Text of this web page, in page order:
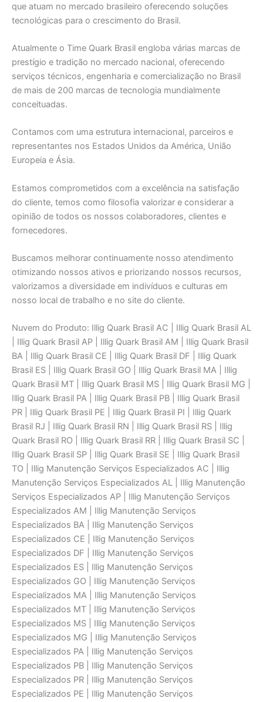
que atuam no mercado brasileiro oferecendo soluções
tecnológicas para o crescimento do Brasil.
Atualmente o Time Quark Brasil engloba várias marcas de
prestígio e tradição no mercado nacional, oferecendo
serviços técnicos, engenharia e comercialização no Brasil
de mais de 200 marcas de tecnologia mundialmente
conceituadas.
Contamos com uma estrutura internacional, parceiros e
representantes nos Estados Unidos da América, União
Europeia e Ásia.
Estamos comprometidos com a excelência na satisfação
do cliente, temos como filosofia valorizar e considerar a
opinião de todos os nossos colaboradores, clientes e
fornecedores.
Buscamos melhorar continuamente nosso atendimento
otimizando nossos ativos e priorizando nossos recursos,
valorizamos a diversidade em indivíduos e culturas em
nosso local de trabalho e no site do cliente.
Nuvem do Produto: Illig Quark Brasil AC | Illig Quark Brasil AL
| Illig Quark Brasil AP | Illig Quark Brasil AM | Illig Quark Brasil
BA | Illig Quark Brasil CE | Illig Quark Brasil DF | Illig Quark
Brasil ES | Illig Quark Brasil GO | Illig Quark Brasil MA | Illig
Quark Brasil MT | Illig Quark Brasil MS | Illig Quark Brasil MG |
Illig Quark Brasil PA | Illig Quark Brasil PB | Illig Quark Brasil
PR | Illig Quark Brasil PE | Illig Quark Brasil PI | Illig Quark
Brasil RJ | Illig Quark Brasil RN | Illig Quark Brasil RS | Illig
Quark Brasil RO | Illig Quark Brasil RR | Illig Quark Brasil SC |
Illig Quark Brasil SP | Illig Quark Brasil SE | Illig Quark Brasil
TO | Illig Manutenção Serviços Especializados AC | Illig
Manutenção Serviços Especializados AL | Illig Manutenção
Serviços Especializados AP | Illig Manutenção Serviços
Especializados AM | Illig Manutenção Serviços
Especializados BA | Illig Manutenção Serviços
Especializados CE | Illig Manutenção Serviços
Especializados DF | Illig Manutenção Serviços
Especializados ES | Illig Manutenção Serviços
Especializados GO | Illig Manutenção Serviços
Especializados MA | Illig Manutenção Serviços
Especializados MT | Illig Manutenção Serviços
Especializados MS | Illig Manutenção Serviços
Especializados MG | Illig Manutenção Serviços
Especializados PA | Illig Manutenção Serviços
Especializados PB | Illig Manutenção Serviços
Especializados PR | Illig Manutenção Serviços
Especializados PE | Illig Manutenção Serviços